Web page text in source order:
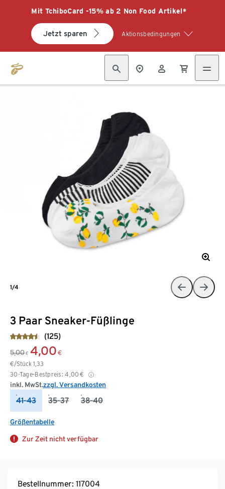
Mit TchiboCard -15% ab 2 Non Food Artikel*
Jetzt sparen Aktionsbedingungen
3 Paar Sneaker-Füßlinge
(125)
5,00 € 4,00 €
€/Stück 1,33
30-Tage-Bestpreis: 4,00 €
inkl. MwSt.zzgl. Versandkosten
41-43 35-37 38-40
Größentabelle
Zur Zeit nicht verfügbar
1/4
Bestellnummer: 117004